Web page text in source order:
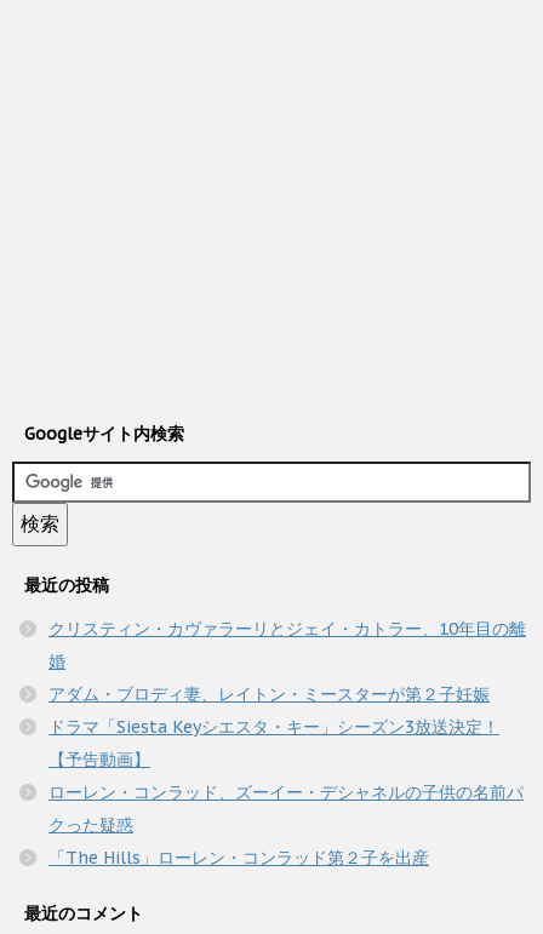
Googleサイト内検索
最近の投稿
クリスティン・カヴァラーリとジェイ・カトラー、10年目の離
婚
アダム・ブロディ妻、レイトン・ミースターが第２子妊娠
ドラマ「Siesta Keyシエスタ・キー」シーズン3放送決定！
【予告動画】
ローレン・コンラッド、ズーイー・デシャネルの子供の名前パ
クった疑惑
「The Hills」ローレン・コンラッド第２子を出産
最近のコメント